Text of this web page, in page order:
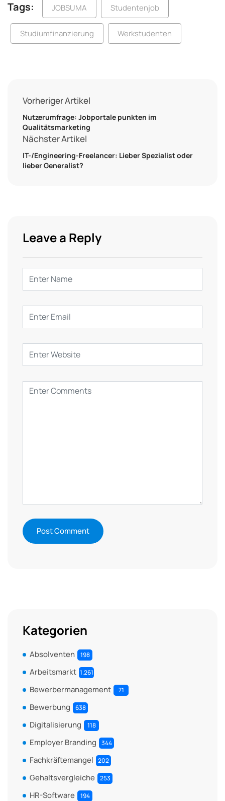
Tags: JOBSUMA Studentenjob
Studiumfinanzierung Werkstudenten
Vorheriger Artikel
Nutzerumfrage: Jobportale punkten im
Qualitätsmarketing
Nächster Artikel
IT-/Engineering-Freelancer: Lieber Spezialist oder
lieber Generalist?
Leave a Reply
Kategorien
Absolventen 198
Arbeitsmarkt 1.261
Bewerbermanagement 71
Bewerbung 638
Digitalisierung 118
Employer Branding 344
Fachkräftemangel 202
Gehaltsvergleiche 253
HR-Software 194